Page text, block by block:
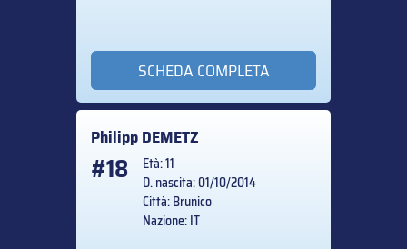
SCHEDA COMPLETA
PhilippDEMETZ
#18
Età: 11
D. nascita: 01/10/2014
Città: Brunico
Nazione: IT